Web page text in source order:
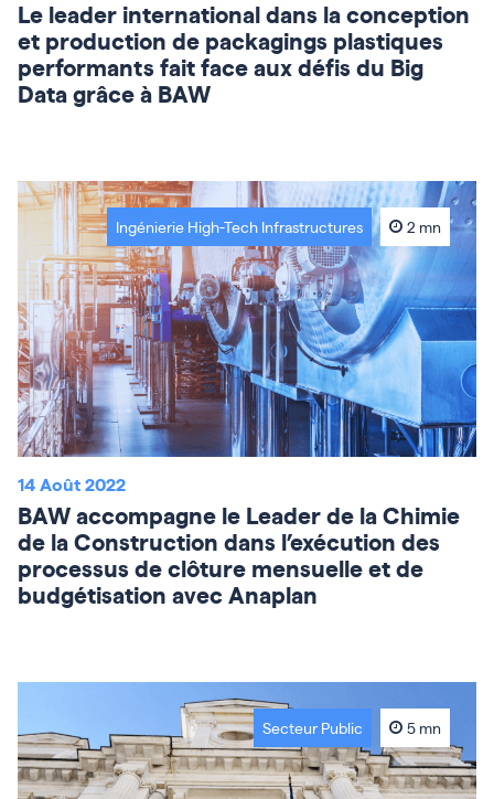
Le leader international dans la conception
et production de packagings plastiques
performants fait face aux défis du Big
Data grâce à BAW
Ingénierie High-Tech Infrastructures 2 mn
14 Août 2022
BAW accompagne le Leader de la Chimie
de la Construction dans l’exécution des
processus de clôture mensuelle et de
budgétisation avec Anaplan
Secteur Public 5 mn